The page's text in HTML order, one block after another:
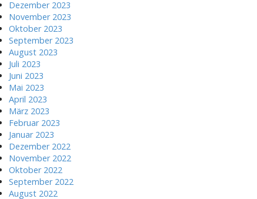
Dezember 2023
November 2023
Oktober 2023
September 2023
August 2023
Juli 2023
Juni 2023
Mai 2023
April 2023
März 2023
Februar 2023
Januar 2023
Dezember 2022
November 2022
Oktober 2022
September 2022
August 2022